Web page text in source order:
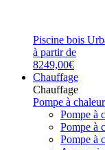
Piscine bois
à partir de
8249,00€
Chauffage
Chauffage
Pompe à
Pompe à
Pompe à
Pompe à